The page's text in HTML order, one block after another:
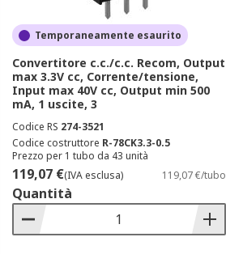
Temporaneamente esaurito
Convertitore c.c./c.c. Recom, Output
max 3.3V cc, Corrente/tensione,
Input max 40V cc, Output min 500
mA, 1 uscite, 3
Codice RS 274-3521
Codice costruttore R-78CK3.3-0.5
Prezzo per 1 tubo da 43 unità
119,07 €(IVA esclusa) 119,07 €/tubo
Quantità